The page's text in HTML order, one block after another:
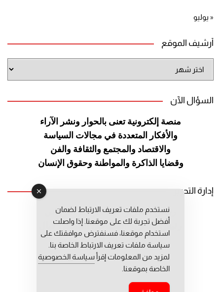
« يوليو
أرشيف الموقع
الموقع
السؤال الآن
منصة إلكترونية تعنى بالحوار ونشر الآراء
والأفكار المتعددة في مجالات السياسة
والاقتصاد والمجتمع والثقافة والفن
وقضايا الذاكرة والمواطنة وحقوق الإنسان
إدارة التحرير
رئيس التحرير: عبد الرحيم التوراني
رئيس التحرير المساعد: المعطي قبال
مديرة التحرير: فاطمة حوحو
نستخدم ملفات تعريف الارتباط لضمان
أفضل تجربة لك على موقعنا. إذا واصلت
استخدام موقعنا، فسنفترض موافقتك على
سياسة ملفات تعريف الارتباط الخاصة بنا.
لمزيد من المعلومات إقرأ سياسة الخصوصية
الخاصة بموقعنا.